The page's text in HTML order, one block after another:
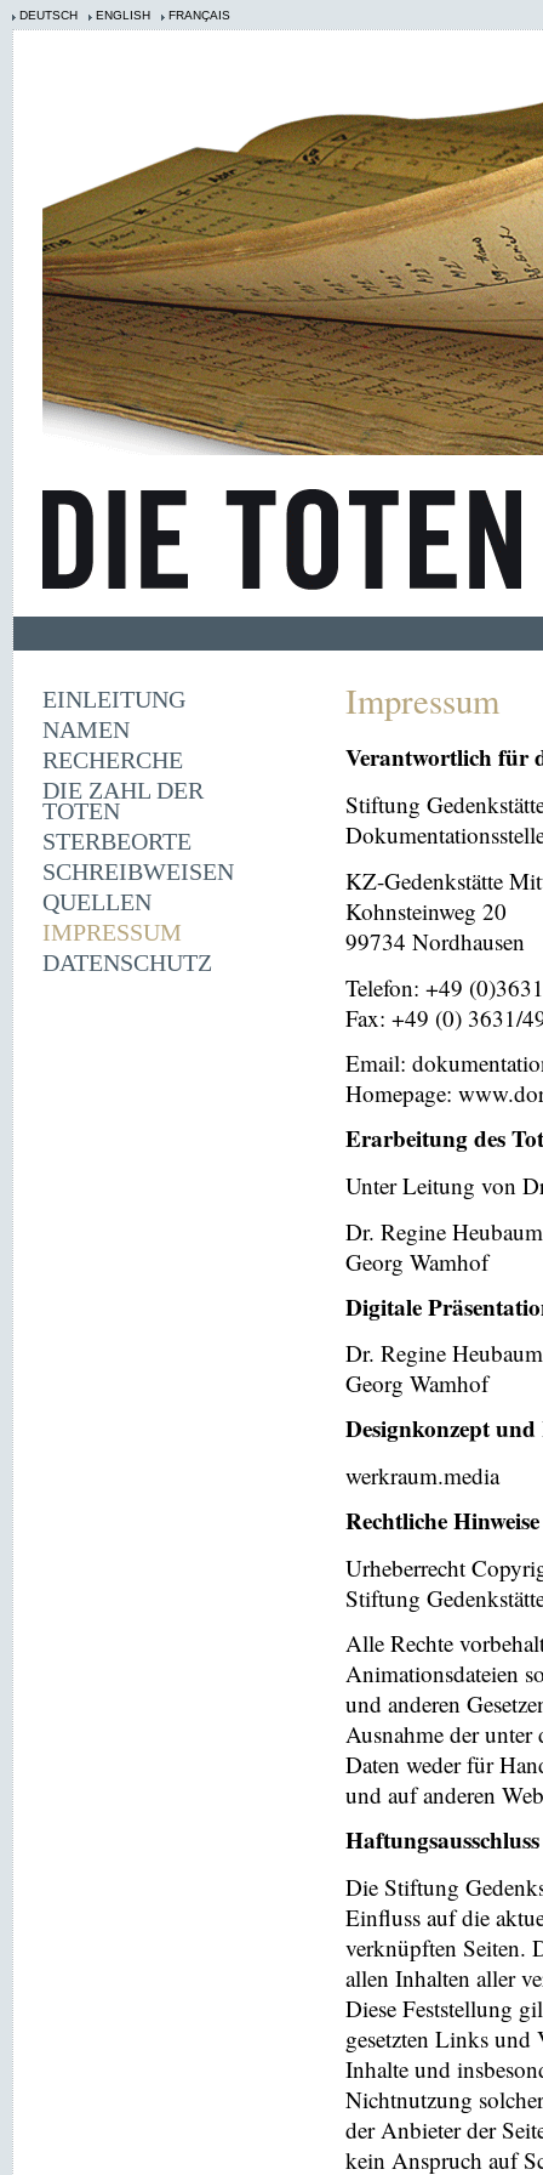
DEUTSCH ENGLISH FRANÇAIS
EINLEITUNG
NAMEN
RECHERCHE
DIE ZAHL DER
TOTEN
STERBEORTE
SCHREIBWEISEN
QUELLEN
IMPRESSUM
DATENSCHUTZ
Impressum
Verantwortlich für
Stiftung
KZ-Gedenkstätte
Kohnsteinweg 20
99734 Nordhausen
Telefon: +49
Fax: +49 (0) 3631/
Email:
Homepage:
Erarbeitung des
Unter Leitung von
Dr. Regine Heubaum
Georg Wamhof
Digitale
Dr. Regine Heubaum
Georg Wamhof
Designkonzept
werkraum.media
Rechtliche Hinweise
Urheberrecht
Stiftung
Alle Rechte
Animationsdateien
und anderen
Ausnahme der
Daten weder für
und auf anderen
Haftungsausschluss
Die Stiftung
Einfluss auf die
verknüpften Seiten.
allen Inhalten aller
Diese Feststellung
gesetzten Links und
Inhalte und
Nichtnutzung
der Anbieter der
kein Anspruch auf